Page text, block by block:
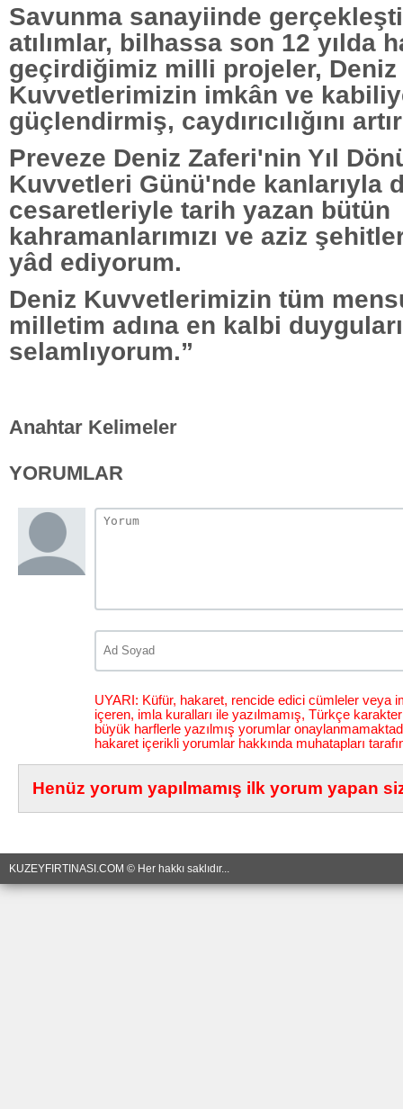
Savunma sanayiinde
atılımlar, bilhassa son 12 yılda
geçirdiğimiz milli projeler, Deniz
Kuvvetlerimizin imkân ve
güçlendirmiş, caydırıcılığını
Preveze Deniz Zaferi'nin Yıl
Kuvvetleri Günü'nde kanlarıyla
cesaretleriyle tarih yazan bütün
kahramanlarımızı ve aziz
yâd ediyorum.
Deniz Kuvvetlerimizin tüm
milletim adına en kalbi
selamlıyorum.”
Anahtar Kelimeler
YORUMLAR
UYARI: Küfür, hakaret, rencide edici cümleler veya
içeren, imla kuralları ile yazılmamış, Türkçe
büyük harflerle yazılmış yorumlar
hakaret içerikli yorumlar hakkında muhatapları
Henüz yorum yapılmamış ilk yorum yapan
KUZEYFIRTINASI.COM © Her hakkı saklıdır...